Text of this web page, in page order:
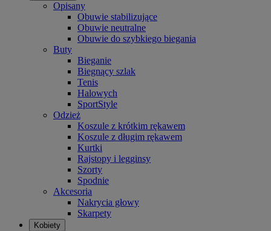
Opisany
Obuwie stabilizujące
Obuwie neutralne
Obuwie do szybkiego biegania
Buty
Bieganie
Biegnący szlak
Tenis
Halowych
SportStyle
Odzież
Koszule z krótkim rękawem
Koszule z długim rękawem
Kurtki
Rajstopy i legginsy
Szorty
Spodnie
Akcesoria
Nakrycia głowy
Skarpety
Kobiety